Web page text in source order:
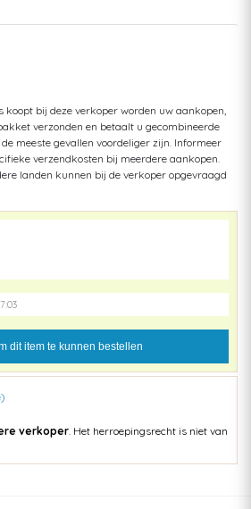
onder het gewicht. Dus opruimen.
=Track en Trace Nederland = tot aan 10 kg :
België = tot aan 2 kg: 14,50 - tot aan 5
Denk daarbij goed aan het verschil in
koopt bij deze verkoper worden uw aankopen,
verzonden en betaalt u gecombineerde
meeste gevallen voordeliger zijn. Informeer
verzendkosten bij meerdere aankopen.
landen kunnen bij de verkoper opgevraagd
dit item te kunnen bestellen
verkoper . Het herroepingsrecht is niet van